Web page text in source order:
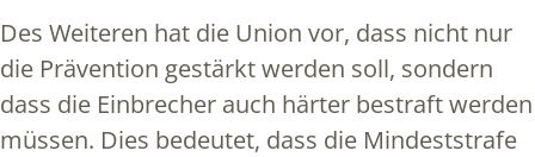
Des Weiteren hat die Union vor, dass nicht nur
die Prävention gestärkt werden soll, sondern
dass die Einbrecher auch härter bestraft werden
müssen. Dies bedeutet, dass die Mindeststrafe